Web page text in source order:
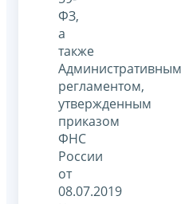
ФЗ,
а
также
Административным
регламентом,
утвержденным
приказом
ФНС
России
от
08.07.2019